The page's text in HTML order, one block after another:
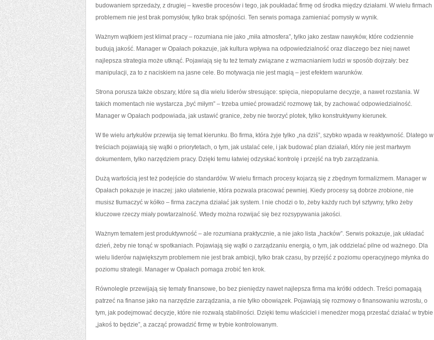
budowaniem sprzedaży, z drugiej – kwestie procesów i tego, jak poukładać firmę od środka między działami. W wielu firmach
problemem nie jest brak pomysłów, tylko brak spójności. Ten serwis pomaga zamieniać pomysły w wynik.
Ważnym wątkiem jest klimat pracy – rozumiana nie jako „miła atmosfera”, tylko jako zestaw nawyków, które codziennie
budują jakość. Manager w Opałach pokazuje, jak kultura wpływa na odpowiedzialność oraz dlaczego bez niej nawet
najlepsza strategia może utknąć. Pojawiają się tu też tematy związane z wzmacnianiem ludzi w sposób dojrzały: bez
manipulacji, za to z naciskiem na jasne cele. Bo motywacja nie jest magią – jest efektem warunków.
Strona porusza także obszary, które są dla wielu liderów stresujące: spięcia, niepopularne decyzje, a nawet rozstania. W
takich momentach nie wystarcza „być miłym” – trzeba umieć prowadzić rozmowę tak, by zachować odpowiedzialność.
Manager w Opałach podpowiada, jak ustawić granice, żeby nie tworzyć plotek, tylko konstruktywny kierunek.
W tle wielu artykułów przewija się temat kierunku. Bo firma, która żyje tylko „na dziś”, szybko wpada w reaktywność. Dlatego w
treściach pojawiają się wątki o priorytetach, o tym, jak ustalać cele, i jak budować plan działań, który nie jest martwym
dokumentem, tylko narzędziem pracy. Dzięki temu łatwiej odzyskać kontrolę i przejść na tryb zarządzania.
Dużą wartością jest też podejście do standardów. W wielu firmach procesy kojarzą się z zbędnym formalizmem. Manager w
Opałach pokazuje je inaczej: jako ułatwienie, która pozwala pracować pewniej. Kiedy procesy są dobrze zrobione, nie
musisz tłumaczyć w kółko – firma zaczyna działać jak system. I nie chodzi o to, żeby każdy ruch był sztywny, tylko żeby
kluczowe rzeczy miały powtarzalność. Wtedy można rozwijać się bez rozsypywania jakości.
Ważnym tematem jest produktywność – ale rozumiana praktycznie, a nie jako lista „hacków”. Serwis pokazuje, jak układać
dzień, żeby nie tonąć w spotkaniach. Pojawiają się wątki o zarządzaniu energią, o tym, jak oddzielać pilne od ważnego. Dla
wielu liderów największym problemem nie jest brak ambicji, tylko brak czasu, by przejść z poziomu operacyjnego młynka do
poziomu strategii. Manager w Opałach pomaga zrobić ten krok.
Równolegle przewijają się tematy finansowe, bo bez pieniędzy nawet najlepsza firma ma krótki oddech. Treści pomagają
patrzeć na finanse jako na narzędzie zarządzania, a nie tylko obowiązek. Pojawiają się rozmowy o finansowaniu wzrostu, o
tym, jak podejmować decyzje, które nie rozwalą stabilności. Dzięki temu właściciel i menedżer mogą przestać działać w trybie
„jakoś to będzie”, a zacząć prowadzić firmę w trybie kontrolowanym.